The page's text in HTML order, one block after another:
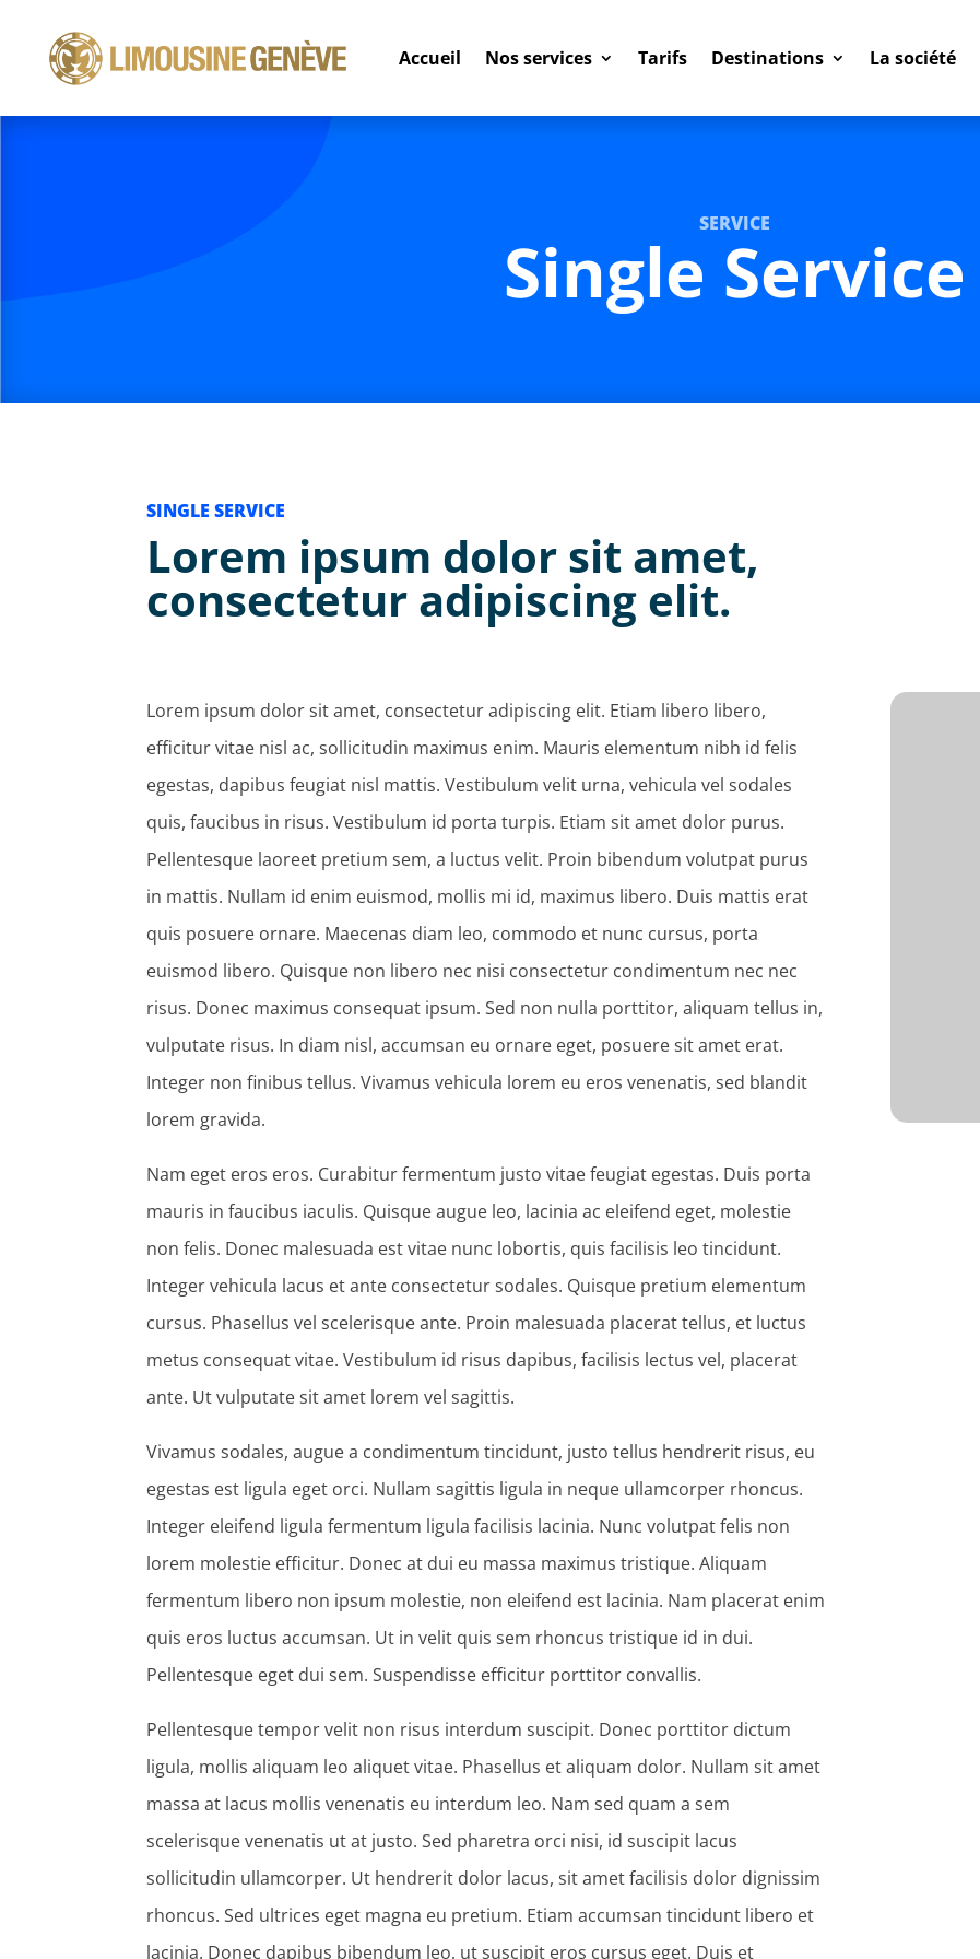
Accueil Nos services Tarifs Destinations La société
SERVICE
Single Service
SINGLE SERVICE
Lorem ipsum dolor sit amet,
consectetur adipiscing elit.
Lorem ipsum dolor sit amet, consectetur adipiscing elit. Etiam libero libero,
efficitur vitae nisl ac, sollicitudin maximus enim. Mauris elementum nibh id felis
egestas, dapibus feugiat nisl mattis. Vestibulum velit urna, vehicula vel sodales
quis, faucibus in risus. Vestibulum id porta turpis. Etiam sit amet dolor purus.
Pellentesque laoreet pretium sem, a luctus velit. Proin bibendum volutpat purus
in mattis. Nullam id enim euismod, mollis mi id, maximus libero. Duis mattis erat
quis posuere ornare. Maecenas diam leo, commodo et nunc cursus, porta
euismod libero. Quisque non libero nec nisi consectetur condimentum nec nec
risus. Donec maximus consequat ipsum. Sed non nulla porttitor, aliquam tellus in,
vulputate risus. In diam nisl, accumsan eu ornare eget, posuere sit amet erat.
Integer non finibus tellus. Vivamus vehicula lorem eu eros venenatis, sed blandit
lorem gravida.
Nam eget eros eros. Curabitur fermentum justo vitae feugiat egestas. Duis porta
mauris in faucibus iaculis. Quisque augue leo, lacinia ac eleifend eget, molestie
non felis. Donec malesuada est vitae nunc lobortis, quis facilisis leo tincidunt.
Integer vehicula lacus et ante consectetur sodales. Quisque pretium elementum
cursus. Phasellus vel scelerisque ante. Proin malesuada placerat tellus, et luctus
metus consequat vitae. Vestibulum id risus dapibus, facilisis lectus vel, placerat
ante. Ut vulputate sit amet lorem vel sagittis.
Vivamus sodales, augue a condimentum tincidunt, justo tellus hendrerit risus, eu
egestas est ligula eget orci. Nullam sagittis ligula in neque ullamcorper rhoncus.
Integer eleifend ligula fermentum ligula facilisis lacinia. Nunc volutpat felis non
lorem molestie efficitur. Donec at dui eu massa maximus tristique. Aliquam
fermentum libero non ipsum molestie, non eleifend est lacinia. Nam placerat enim
quis eros luctus accumsan. Ut in velit quis sem rhoncus tristique id in dui.
Pellentesque eget dui sem. Suspendisse efficitur porttitor convallis.
Pellentesque tempor velit non risus interdum suscipit. Donec porttitor dictum
ligula, mollis aliquam leo aliquet vitae. Phasellus et aliquam dolor. Nullam sit amet
massa at lacus mollis venenatis eu interdum leo. Nam sed quam a sem
scelerisque venenatis ut at justo. Sed pharetra orci nisi, id suscipit lacus
sollicitudin ullamcorper. Ut hendrerit dolor lacus, sit amet facilisis dolor dignissim
rhoncus. Sed ultrices eget magna eu pretium. Etiam accumsan tincidunt libero et
lacinia. Donec dapibus bibendum leo, ut suscipit eros cursus eget. Duis et